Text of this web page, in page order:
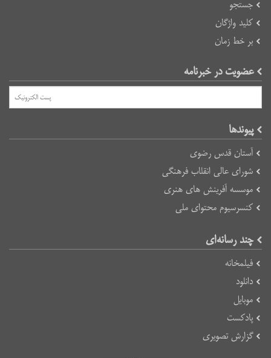
جستجو
کلید واژگان
بر خط زمان
عضویت در خبرنامه
پیوند‌ها
آستان قدس رضوی
شورای عالی انقلاب فرهنگی
موسسه آفرینش های هنری
کنسرسیوم محتوای ملی
چند رسانه‌ای
فیلمخانه
دانلود
موبایل
پادکست
گزارش تصویری